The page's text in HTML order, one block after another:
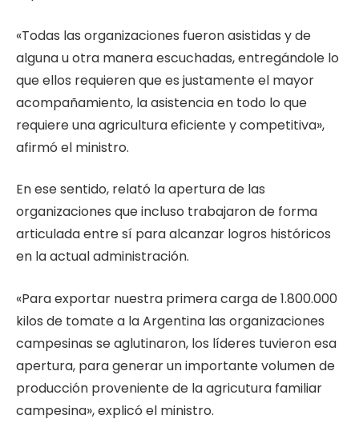
«Todas las organizaciones fueron asistidas y de
alguna u otra manera escuchadas, entregándole lo
que ellos requieren que es justamente el mayor
acompañamiento, la asistencia en todo lo que
requiere una agricultura eficiente y competitiva»,
afirmó el ministro.
En ese sentido, relató la apertura de las
organizaciones que incluso trabajaron de forma
articulada entre sí para alcanzar logros históricos
en la actual administración.
«Para exportar nuestra primera carga de 1.800.000
kilos de tomate a la Argentina las organizaciones
campesinas se aglutinaron, los líderes tuvieron esa
apertura, para generar un importante volumen de
producción proveniente de la agricutura familiar
campesina», explicó el ministro.